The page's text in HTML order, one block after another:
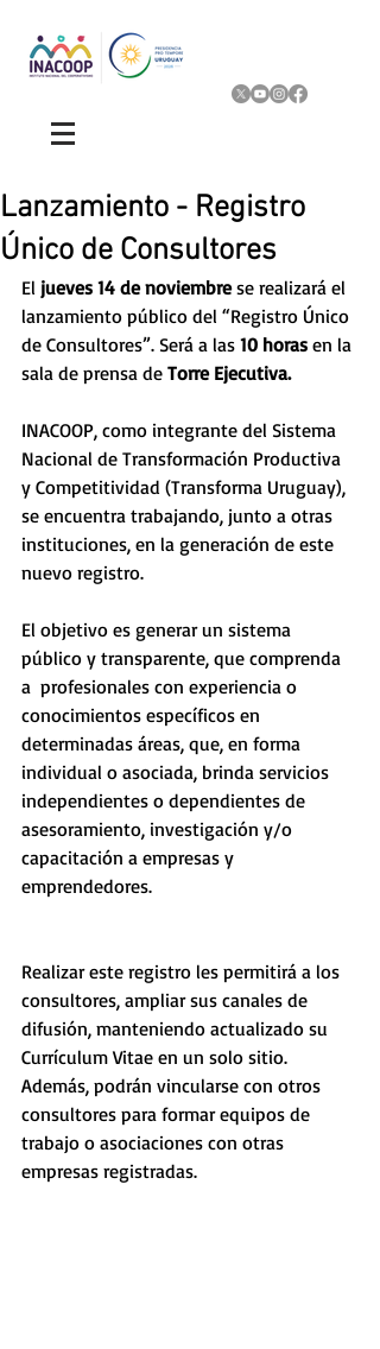
Lanzamiento - Registro
Único de Consultores
El jueves 14 de noviembre se realizará el
lanzamiento público del “Registro Único
de Consultores”. Será a las 10 horas en la
sala de prensa de Torre Ejecutiva.
INACOOP, como integrante del Sistema
Nacional de Transformación Productiva
y Competitividad (Transforma Uruguay),
se encuentra trabajando, junto a otras
instituciones, en la generación de este
nuevo registro.
El objetivo es generar un sistema
público y transparente, que comprenda
a  profesionales con experiencia o
conocimientos específicos en
determinadas áreas, que, en forma
individual o asociada, brinda servicios
independientes o dependientes de
asesoramiento, investigación y/o
capacitación a empresas y
emprendedores.
Realizar este registro les permitirá a los
consultores, ampliar sus canales de
difusión, manteniendo actualizado su
Currículum Vitae en un solo sitio.
Además, podrán vincularse con otros
consultores para formar equipos de
trabajo o asociaciones con otras
empresas registradas.